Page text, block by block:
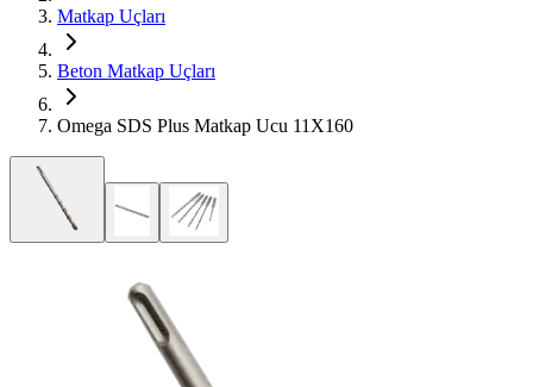
Matkap Uçları
Beton Matkap Uçları
Omega SDS Plus Matkap Ucu 11X160